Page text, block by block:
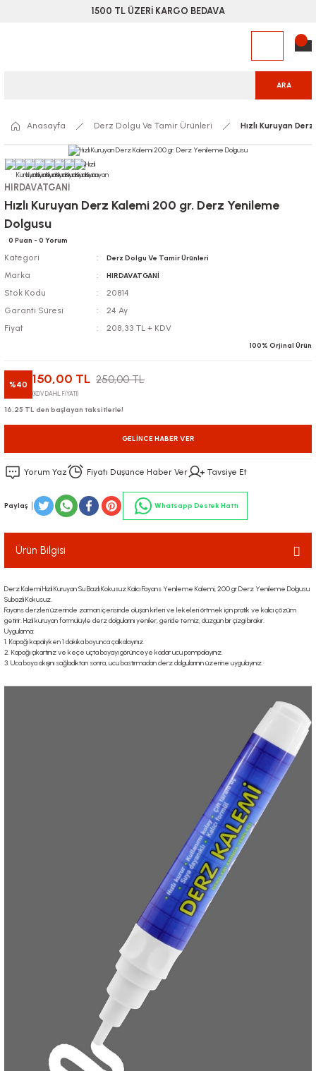
1500 TL ÜZERİ KARGO BEDAVA
ARA
Anasayfa Derz Dolgu Ve Tamir Ürünleri Hızlı Kuruyan
HIRDAVATGANİ
Hızlı Kuruyan Derz Kalemi 200 gr. Derz Yenileme
Dolgusu
0 Puan - 0 Yorum
Kategori Derz Dolgu Ve Tamir Ürünleri
Marka HIRDAVATGANİ
Stok Kodu
20814
Garanti Süresi
24 Ay
Fiyat
208,33 TL + KDV
100% Orjinal Ürün
%40 150,00 TL 250,00 TL
(KDV DAHİL FİYATI)
16,25 TL den başlayan taksitlerle!
GELINCE HABER VER
Yorum Yaz Fiyatı Düşünce Haber Ver Tavsiye Et
Paylaş Whatsapp Destek Hattı
Ürün Bilgisi
Derz Kalemi Hızlı Kuruyan Su Bazlı Kokusuz Kalıcı Fayans Yenileme Kalemi, 200 gr Derz Yenileme Dolgusu
Subazlı Kokusuz.
Fayans derzleri üzerinde zaman içerisinde oluşan kirleri ve lekeleri örtmek için pratik ve kalıcı çözüm
getirir. Hızlı kuruyan formülüyle derz dolgularını yeniler, geride temiz, düzgün bir çizgi bırakır.
Uygulama:
1. Kapağı kapalıyken 1 dakika boyunca çalkalayınız.
2. Kapağı çıkartınız ve keçe uçta boyayı görünceye kadar ucu pompalayınız.
3. Uca boya akışını sağladıktan sonra, ucu bastırmadan derz dolgularının üzerine uygulayınız.